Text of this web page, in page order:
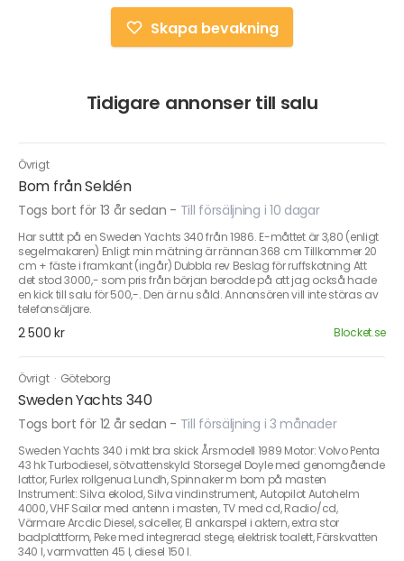
Skapa bevakning
Tidigare annonser till salu
Övrigt
Bom från Seldén
Togs bort för 13 år sedan - Till försäljning i 10 dagar
Har suttit på en Sweden Yachts 340 från 1986. E-måttet är 3,80 (enligt
segelmakaren) Enligt min mätning är rännan 368 cm Tillkommer 20
cm + fäste i framkant (ingår) Dubbla rev Beslag för ruffskotning Att
det stod 3000,- som pris från början berodde på att jag också hade
en kick till salu för 500,-. Den är nu såld. Annonsören vill inte störas av
telefonsäljare.
2 500 kr Blocket.se
Övrigt · Göteborg
Sweden Yachts 340
Togs bort för 12 år sedan - Till försäljning i 3 månader
Sweden Yachts 340 i mkt bra skick Årsmodell 1989 Motor: Volvo Penta
43 hk Turbodiesel, sötvattenskyld Storsegel Doyle med genomgående
lattor, Furlex rollgenua Lundh, Spinnaker m bom på masten
Instrument: Silva ekolod, Silva vindinstrument, Autopilot Autohelm
4000, VHF Sailor med antenn i masten, TV med cd, Radio/cd,
Värmare Arcdic Diesel, solceller, El ankarspel i aktern, extra stor
badplattform, Peke med integrerad stege, elektrisk toalett, Färskvatten
340 l, varmvatten 45 l, diesel 150 l.